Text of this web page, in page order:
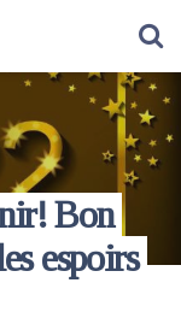
Bon
espoirs